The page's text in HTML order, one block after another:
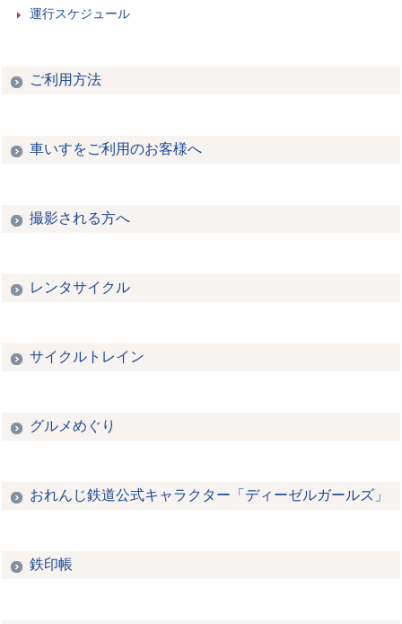
運行スケジュール
ご利用方法
車いすをご利用のお客様へ
撮影される方へ
レンタサイクル
サイクルトレイン
グルメめぐり
おれんじ鉄道公式キャラクター「ディーゼルガールズ」
鉄印帳